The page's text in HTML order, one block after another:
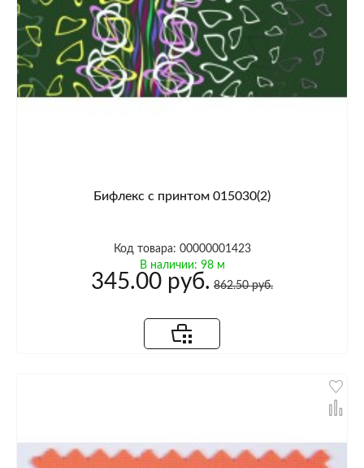
Бифлекс с принтом 015030(2)
Код товара: 00000001423
В наличии: 98 м
345.00 руб. 862.50 руб.